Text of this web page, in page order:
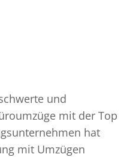
und
mit der Top
hat
mit Umzügen